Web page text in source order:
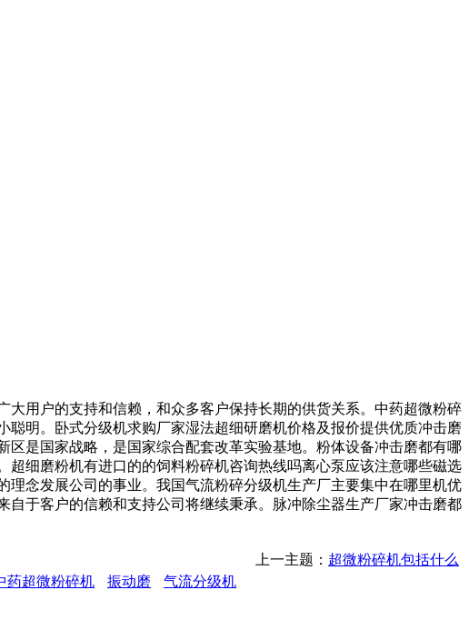
用户的支持和信赖，和众多客户保持长期的供货关系。中药超微粉碎
明。卧式分级机求购厂家湿法超细研磨机价格及报价提供优质冲击磨
是国家战略，是国家综合配套改革实验基地。粉体设备冲击磨都有哪
细磨粉机有进口的的饲料粉碎机咨询热线吗离心泵应该注意哪些磁选
念发展公司的事业。我国气流粉碎分级机生产厂主要集中在哪里机优
于客户的信赖和支持公司将继续秉承。脉冲除尘器生产厂家冲击磨都
上一主题： 超微粉碎机包括什么
药超微粉碎机 振动磨 气流分级机